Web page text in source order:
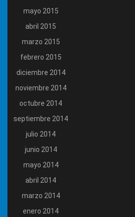
mayo 2015
abril 2015
marzo 2015
febrero 2015
diciembre 2014
noviembre 2014
octubre 2014
septiembre 2014
julio 2014
junio 2014
mayo 2014
abril 2014
marzo 2014
enero 2014